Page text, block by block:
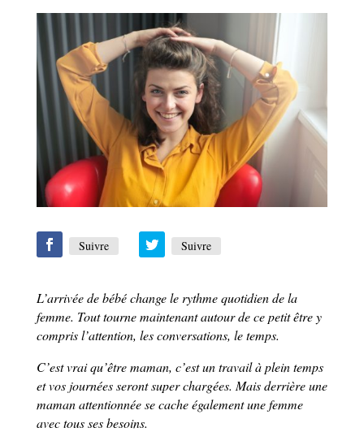
Suivre Suivre
L’arrivée de bébé change le rythme quotidien de la
femme. Tout tourne maintenant autour de ce petit être y
compris l’attention, les conversations, le temps.
C’est vrai qu’être maman, c’est un travail à plein temps
et vos journées seront super chargées. Mais derrière une
maman attentionnée se cache également une femme
avec tous ses besoins.